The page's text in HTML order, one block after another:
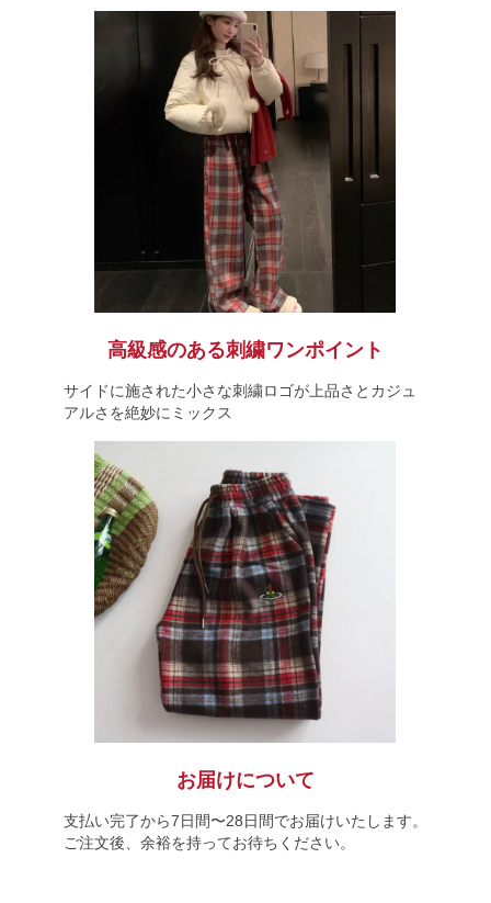
高級感のある刺繍ワンポイント
サイドに施された小さな刺繍ロゴが上品さとカジュ
アルさを絶妙にミックス
お届けについて
支払い完了から7日間〜28日間でお届けいたします。
ご注文後、余裕を持ってお待ちください。